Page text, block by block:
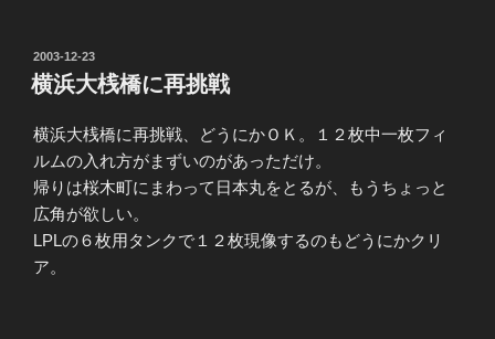
投
稿
日:
2003-12-23
横浜大桟橋に再挑戦
横浜大桟橋に再挑戦、どうにかＯＫ。１２枚中一枚フィ
ルムの入れ方がまずいのがあっただけ。
帰りは桜木町にまわって日本丸をとるが、もうちょっと
広角が欲しい。
LPLの６枚用タンクで１２枚現像するのもどうにかクリ
ア。